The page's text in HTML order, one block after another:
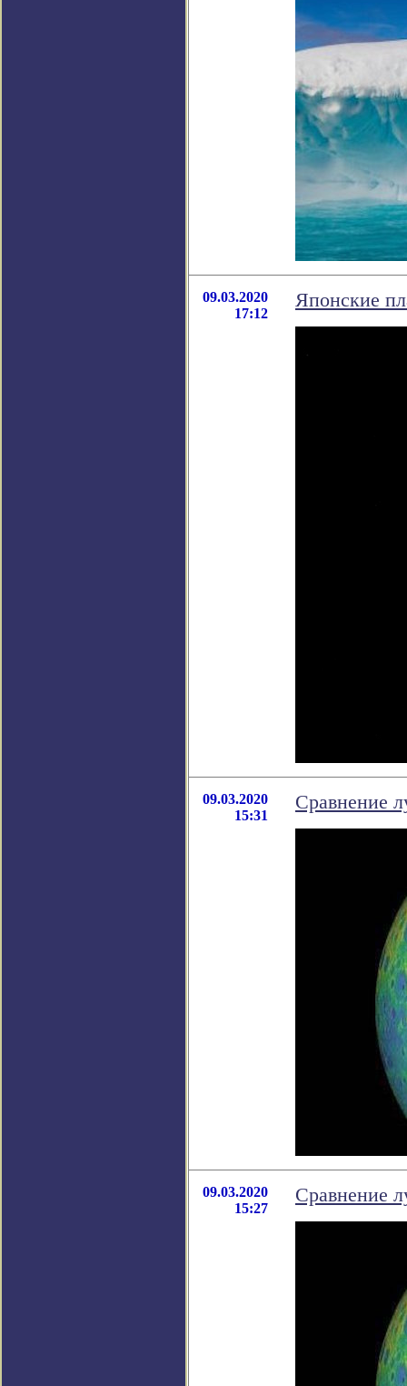
09.03.2020
17:12
Японские
09.03.2020
15:31
Сравнение
09.03.2020
15:27
Сравнение